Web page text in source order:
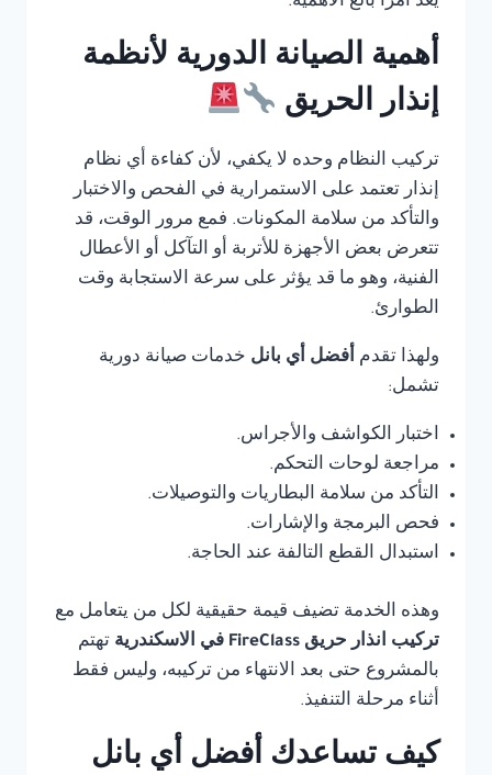
أهمية الصيانة الدورية لأنظمة
إنذار الحريق
تركيب النظام وحده لا يكفي، لأن كفاءة أي نظام
إنذار تعتمد على الاستمرارية في الفحص والاختبار
والتأكد من سلامة المكونات. فمع مرور الوقت، قد
تتعرض بعض الأجهزة للأتربة أو التآكل أو الأعطال
الفنية، وهو ما قد يؤثر على سرعة الاستجابة وقت
الطوارئ.
ولهذا تقدم أفضل أي بانل خدمات صيانة دورية
تشمل:
اختبار الكواشف والأجراس.
مراجعة لوحات التحكم.
التأكد من سلامة البطاريات والتوصيلات.
فحص البرمجة والإشارات.
استبدال القطع التالفة عند الحاجة.
وهذه الخدمة تضيف قيمة حقيقية لكل من يتعامل مع
تركيب انذار حريق FireClass في الاسكندرية
تهتم
بالمشروع حتى بعد الانتهاء من تركيبه، وليس فقط
أثناء مرحلة التنفيذ.
كيف تساعدك أفضل أي بانل